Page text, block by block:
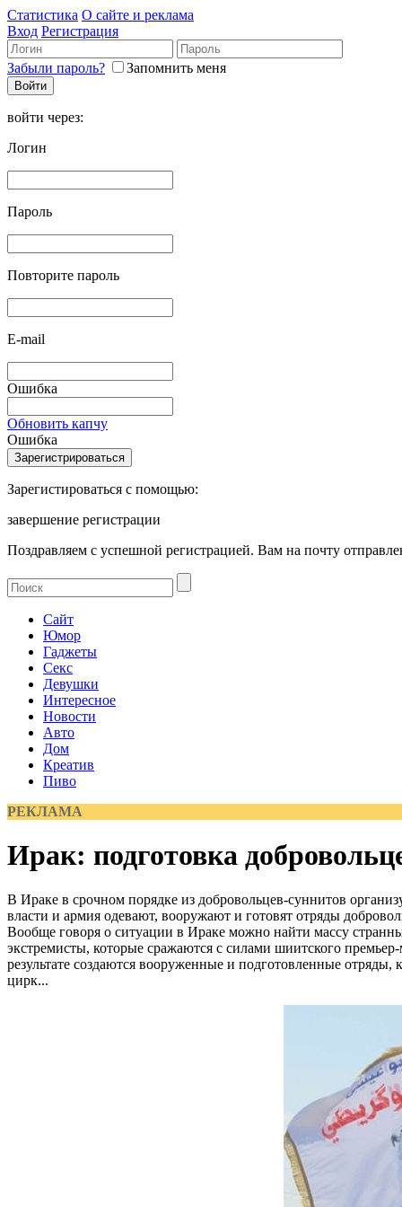
Статистика О сайте и реклама
Вход Регистрация
Забыли пароль? Запомнить меня
войти через:
Логин
Пароль
Повторите пароль
E-mail
Ошибка
Обновить капчу
Ошибка
Зарегистироваться с помощью:
завершение регистрации
Поздравляем с успешной регистрацией. Вам на почту
Сайт
Юмор
Гаджеты
Секс
Девушки
Интересное
Новости
Авто
Дом
Креатив
Пиво
РЕКЛАМА
Ирак: подготовка
В Ираке в срочном порядке из добровольцев-суннитов
власти и армия одевают, вооружают и готовят отряды
Вообще говоря о ситуации в Ираке можно найти массу
экстремисты, которые сражаются с силами шиитского
результате создаются вооруженные и подготовленные
цирк...